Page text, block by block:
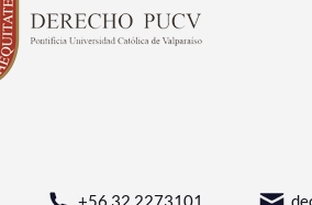
+56 32 2273101